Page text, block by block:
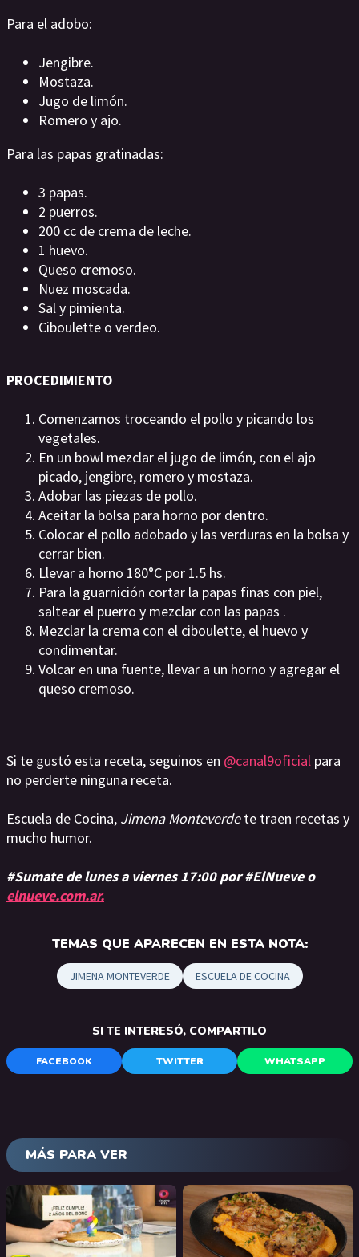
Para el adobo:
Jengibre.
Mostaza.
Jugo de limón.
Romero y ajo.
Para las papas gratinadas:
3 papas.
2 puerros.
200 cc de crema de leche.
1 huevo.
Queso cremoso.
Nuez moscada.
Sal y pimienta.
Ciboulette o verdeo.
PROCEDIMIENTO
Comenzamos troceando el pollo y picando los
vegetales.
En un bowl mezclar el jugo de limón, con el ajo
picado, jengibre, romero y mostaza.
Adobar las piezas de pollo.
Aceitar la bolsa para horno por dentro.
Colocar el pollo adobado y las verduras en la bolsa y
cerrar bien.
Llevar a horno 180°C por 1.5 hs.
Para la guarnición cortar la papas finas con piel,
saltear el puerro y mezclar con las papas .
Mezclar la crema con el ciboulette, el huevo y
condimentar.
Volcar en una fuente, llevar a un horno y agregar el
queso cremoso.
Si te gustó esta receta, seguinos en @canal9oficial para
no perderte ninguna receta.
Escuela de Cocina, Jimena Monteverdete traen recetas y
mucho humor.
#Sumate de lunes a viernes 17:00 por #ElNueve o
elnueve.com.ar.
TEMAS QUE APARECEN EN ESTA NOTA:
JIMENA MONTEVERDE ESCUELA DE COCINA
SI TE INTERESÓ, COMPARTILO
FACEBOOK TWITTER WHATSAPP
MÁS PARA VER